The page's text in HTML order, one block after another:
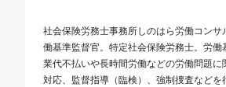
社会保険労務士事務所しのはら労働コン
働基準監督官。特定社会保険労務士。労
業代不払いや長時間労働などの労働問題に
対応、監督指導（臨検）、強制捜査など